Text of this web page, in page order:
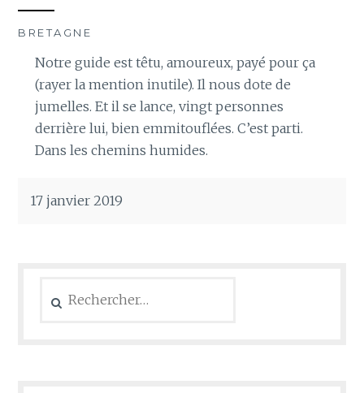
BRETAGNE
Notre guide est têtu, amoureux, payé pour ça
(rayer la mention inutile). Il nous dote de
jumelles. Et il se lance, vingt personnes
derrière lui, bien emmitouflées. C’est parti.
Dans les chemins humides.
17 janvier 2019